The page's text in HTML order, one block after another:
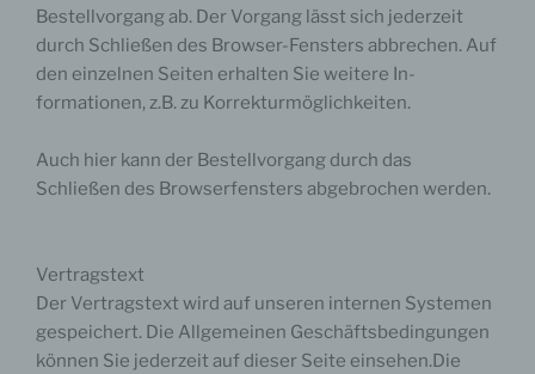
Bestellvorgang ab. Der Vorgang lässt sich jederzeit
durch Schließen des Browser-Fensters abbrechen. Auf
den einzelnen Seiten erhalten Sie weitere In-
formationen, z.B. zu Korrekturmöglichkeiten.
Auch hier kann der Bestellvorgang durch das
Schließen des Browserfensters abgebrochen werden.
Vertragstext
Der Vertragstext wird auf unseren internen Systemen
gespeichert. Die Allgemeinen Geschäftsbedingungen
können Sie jederzeit auf dieser Seite einsehen.Die
k) Einwilligung
freiwillig für den bestimmten Fall in informierter Weise
und unmissverständlich abgegebene
Willensbekundung in Form einer Erklärung oder einer
personenbezogenen Daten einverstanden ist.